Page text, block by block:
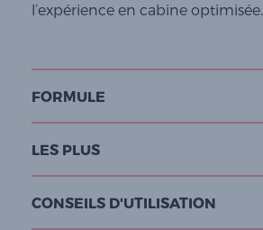
l’expérience en cabine optimisée.
FORMULE
LES PLUS
CONSEILS D'UTILISATION